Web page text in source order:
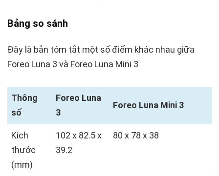
Bảng so sánh
Đây là bản tóm tắt một số điểm khác nhau giữa
Foreo Luna 3 và Foreo Luna Mini 3
Thông
số
Foreo Luna
3
Foreo Luna Mini 3
Kích
thước
(mm)
102 x 82.5 x
39.2
80 x 78 x 38